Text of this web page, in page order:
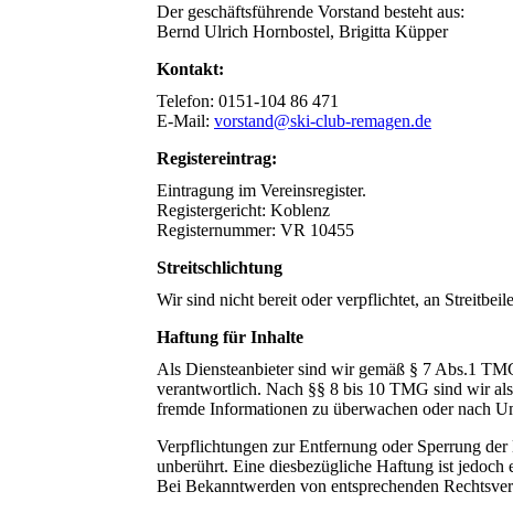
Der geschäftsführende Vorstand besteht aus:
Bernd Ulrich Hornbostel, Brigitta Küpper
Kontakt:
Telefon: 0151-104 86 471
E-Mail: vorstand@ski-club-remagen.de
Registereintrag:
Eintragung im Vereinsregister.
Registergericht: Koblenz
Registernummer: VR 10455
Streitschlichtung
Wir sind nicht bereit oder verpflichtet, an
Haftung für Inhalte
Als Diensteanbieter sind wir gemäß § 7 Abs.1
verantwortlich. Nach §§ 8 bis 10 TMG sind wir
fremde Informationen zu überwachen oder nach
Verpflichtungen zur Entfernung oder Sperrung
unberührt. Eine diesbezügliche Haftung ist
Bei Bekanntwerden von entsprechenden